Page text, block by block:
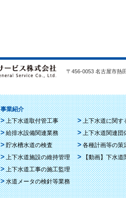
〒456-0053 名古屋市
事業紹介
上下水道取付管工事
給排水設備関連業務
貯水槽水道の検査
上下水道施設の維持管理
上下水道工事の施工監理
水道メータの検針等業務
上下水道に関す
上下水道関連団
各種計画等の策
【動画】下水道